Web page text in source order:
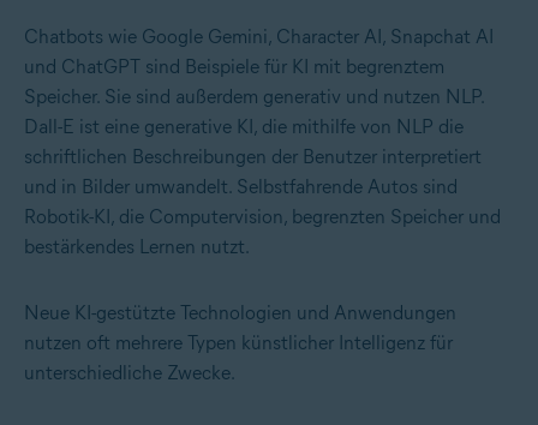
Chatbots wie Google Gemini , Character AI, Snapchat AI
und ChatGPT sind Beispiele für KI mit begrenztem
Speicher. Sie sind außerdem generativ und nutzen NLP.
Dall-E ist eine generative KI, die mithilfe von NLP die
schriftlichen Beschreibungen der Benutzer interpretiert
und in Bilder umwandelt. Selbstfahrende Autos sind
Robotik-KI, die Computervision, begrenzten Speicher und
bestärkendes Lernen nutzt.
Neue KI-gestützte Technologien und Anwendungen
nutzen oft mehrere Typen künstlicher Intelligenz für
unterschiedliche Zwecke.